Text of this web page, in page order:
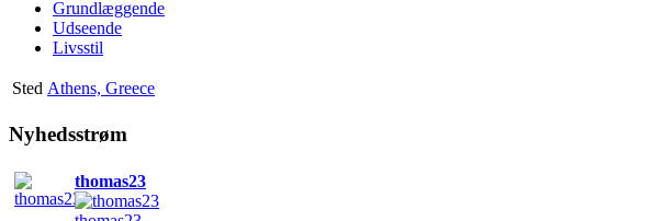
Grundlæggende
Udseende
Livsstil
Sted Athens, Greece
Nyhedsstrøm
thomas23